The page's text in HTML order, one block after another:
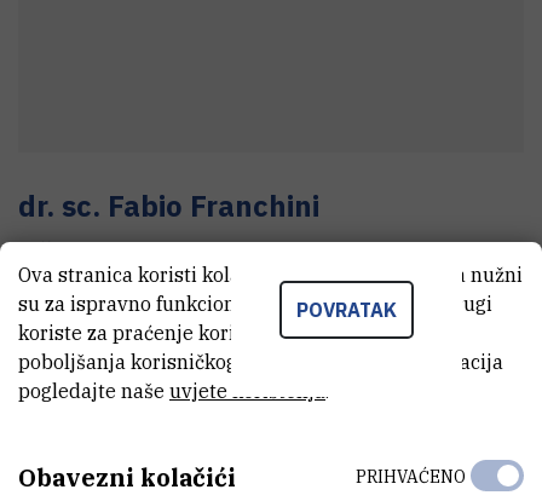
dr. sc. Fabio Franchini
Viši znanstveni suradnik
E-MAIL
Fabio.Franchini@irb.hr
POVRATAK
Ova stranica koristi kolačiće. Neki od tih kolačića nužni
su za ispravno funkcioniranje stranice, dok se drugi
koriste za praćenje korištenja stranice radi
poboljšanja korisničkog iskustva. Za više informacija
pogledajte naše uvjete korištenja.
Obavezni kolačići PRIHVAĆENO